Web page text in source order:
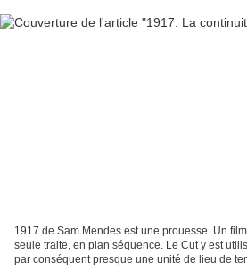
1917 de Sam Mendes est une prouesse. Un
seule traite, en plan séquence. Le Cut y est
par conséquent presque une unité de lieu de